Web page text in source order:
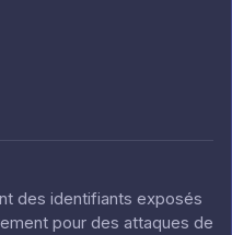
des identifiants exposés
pour des attaques de